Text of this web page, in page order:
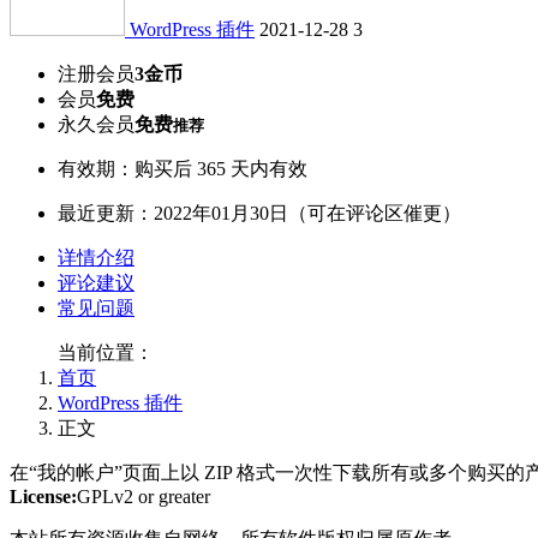
WordPress 插件 2021-12-28 3
注册会员3金币
会员免费
永久会员免费推荐
有效期：购买后 365 天内有效
最近更新：2022年01月30日（可在评论区催更）
详情介绍
评论建议
常见问题
当前位置：
首页
WordPress 插件
正文
在“我的帐户”页面上以 ZIP 格式一次性下载所有或多个购买的
License:GPLv2 or greater